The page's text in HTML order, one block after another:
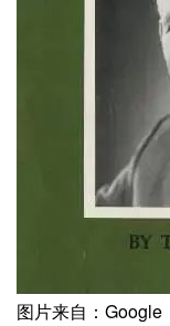
图片来自：Google